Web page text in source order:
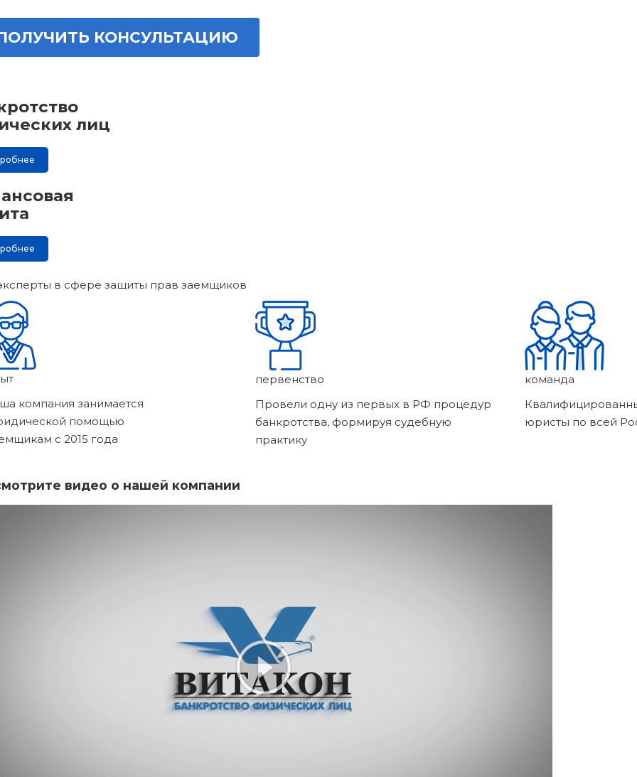
КОНСУЛЬТАЦИЮ
лиц
в сфере защиты прав заемщиков
компания занимается
помощью
с 2015 года
первенство
Провели одну из первых в РФ процедур
банкротства, формируя судебную
практику
команда
юристы по всей
видео о нашей компании